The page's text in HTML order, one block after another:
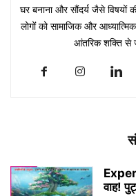
घर बनाना और सौंदर्य जैसे विषयों
लोगों को सामाजिक और
आंतरिक शक्ति से
वाह!